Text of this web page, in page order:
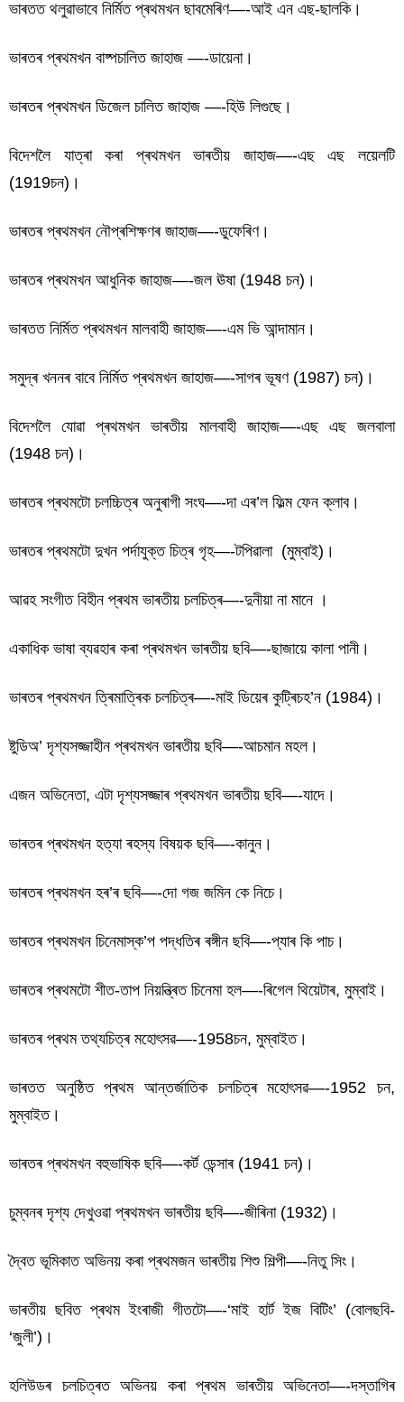
ভাৰতত থলুৱাভাবে নিৰ্মিত প্ৰথমখন ছাবমেৰিণ—-আই এন এছ-ছালকি।
ভাৰতৰ প্ৰথমখন বাষ্পচালিত জাহাজ —-ডায়েনা।
ভাৰতৰ প্ৰথমখন ডিজেল চালিত জাহাজ —-হিউ লিগুছে।
বিদেশলৈ যাত্ৰা কৰা প্ৰথমখন ভাৰতীয় জাহাজ—-এছ এছ লয়েলটি
(1919চন)।
ভাৰতৰ প্ৰথমখন নৌপ্ৰশিক্ষণৰ জাহাজ—-ডুফেৰিণ।
ভাৰতৰ প্ৰথমখন আধুনিক জাহাজ—-জল ঊষা (1948 চন)।
ভাৰতত নিৰ্মিত প্ৰথমখন মালবাহী জাহাজ—-এম ভি আন্দামান।
সমুদ্ৰ খননৰ বাবে নিৰ্মিত প্ৰথমখন জাহাজ—-সাগৰ ভূষণ (1987) চন)।
বিদেশলৈ যোৱা প্ৰথমখন ভাৰতীয় মালবাহী জাহাজ—-এছ এছ জলবালা
(1948 চন)।
ভাৰতৰ প্ৰথমটো চলচ্চিত্ৰ অনুৰাগী সংঘ—-দা এৰ’ল ফিল্ম ফেন ক্লাব।
ভাৰতৰ প্ৰথমটো দুখন পৰ্দাযুক্ত চিত্ৰ গৃহ—-টপিৱালা (মুম্বাই)।
আৱহ সংগীত বিহীন প্ৰথম ভাৰতীয় চলচিত্ৰ—-দুনীয়া না মানে ।
একাধিক ভাষা ব্যৱহাৰ কৰা প্ৰথমখন ভাৰতীয় ছবি—-ছাজায়ে কালা পানী।
ভাৰতৰ প্ৰথমখন ত্ৰিমাত্ৰিক চলচিত্ৰ—-মাই ডিয়েৰ কুট্ৰিচহ’ন (1984)।
ষ্টুডিঅ’ দৃশ্যসজ্জাহীন প্ৰথমখন ভাৰতীয় ছবি—-আচমান মহল।
এজন অভিনেতা, এটা দৃশ্যসজ্জাৰ প্ৰথমখন ভাৰতীয় ছবি—-যাদে।
ভাৰতৰ প্ৰথমখন হত্যা ৰহস্য বিষয়ক ছবি—-কানুন।
ভাৰতৰ প্ৰথমখন হৰ’ৰ ছবি—-দো গজ জমিন কে নিচে।
ভাৰতৰ প্ৰথমখন চিনেমাস্ক’প পদ্ধতিৰ ৰঙ্গীন ছবি—-প্যাৰ কি পাচ।
ভাৰতৰ প্ৰথমটো শীত-তাপ নিয়ন্ত্ৰিত চিনেমা হল—-ৰিগেল থিয়েটাৰ, মুম্বাই।
ভাৰতৰ প্ৰথম তথ্যচিত্ৰ মহোৎসৱ—-1958চন, মুম্বাইত।
ভাৰতত অনুষ্ঠিত প্ৰথম আন্তৰ্জাতিক চলচিত্ৰ মহোৎসৱ—-1952 চন,
মুম্বাইত।
ভাৰতৰ প্ৰথমখন বহুভাষিক ছবি—-কৰ্ট ডেন্সাৰ (1941 চন)।
চুম্বনৰ দৃশ্য দেখুওৱা প্ৰথমখন ভাৰতীয় ছবি—-জীৰিনা (1932)।
দ্বৈত ভূমিকাত অভিনয় কৰা প্ৰথমজন ভাৰতীয় শিশু শিল্পী—-নিতু সিং।
ভাৰতীয় ছবিত প্ৰথম ইংৰাজী গীতটো—-‘মাই হাৰ্ট ইজ বিটিং’ (বোলছবি-
‘জুলী’)।
হলিউডৰ চলচিত্ৰত অভিনয় কৰা প্ৰথম ভাৰতীয় অভিনেতা—-দস্তাগিৰ